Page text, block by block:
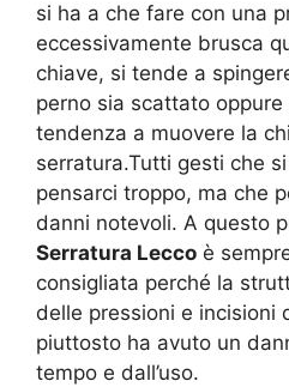
si ha a che fare con una
eccessivamente brusca
chiave, si tende a
perno sia scattato oppure
tendenza a muovere la
serratura.Tutti gesti che
pensarci troppo, ma che
danni notevoli. A questo
Serratura Lecco è
consigliata perché la
delle pressioni e incisioni
piuttosto ha avuto un
tempo e dall’uso.